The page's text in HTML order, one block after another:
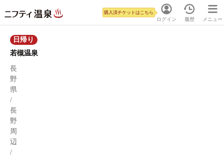
ログイン
購入済チケットはこちら
履歴 メニュー
日帰り
若槻温泉
長
野
県
/
長
野
周
辺
/